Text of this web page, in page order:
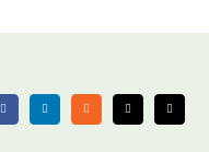
FacebookLinkedIn Rss X Email